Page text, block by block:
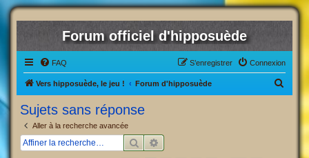
Forum officiel d'hipposuède
FAQ Connexion
S’enregistrer
Vers hipposuède, le jeu ! Forum d'hipposuède
Sujets sans réponse
Aller à la recherche avancée
Rechercher